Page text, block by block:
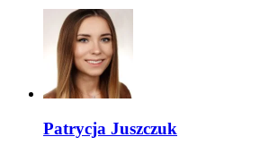
Patrycja Juszczuk